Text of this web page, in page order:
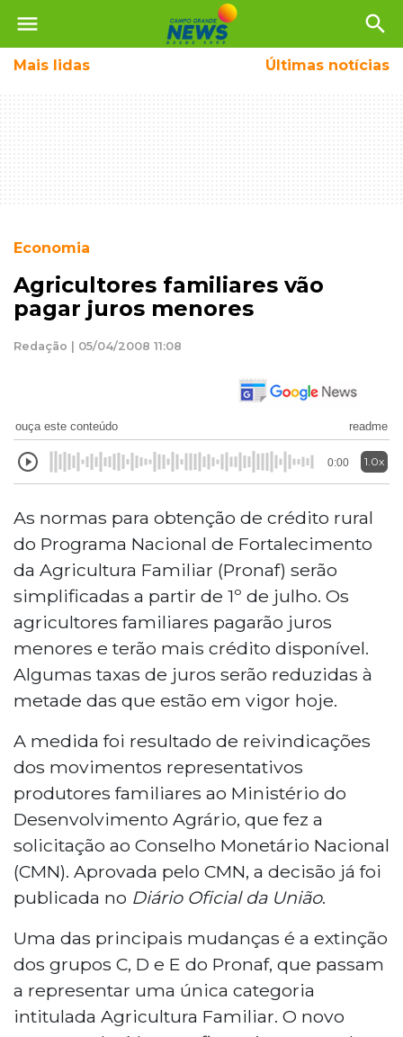
menu search
Mais lidas Últimas notícias
Economia
Agricultores familiares vão
pagar juros menores
Redação | 05/04/2008 11:08
ouça este conteúdo readme
0:00 1.0x
As normas para obtenção de crédito rural
do Programa Nacional de Fortalecimento
da Agricultura Familiar (Pronaf) serão
simplificadas a partir de 1º de julho. Os
agricultores familiares pagarão juros
menores e terão mais crédito disponível.
Algumas taxas de juros serão reduzidas à
metade das que estão em vigor hoje.
A medida foi resultado de reivindicações
dos movimentos representativos
produtores familiares ao Ministério do
Desenvolvimento Agrário, que fez a
solicitação ao Conselho Monetário Nacional
(CMN). Aprovada pelo CMN, a decisão já foi
publicada no Diário Oficial da União.
Uma das principais mudanças é a extinção
dos grupos C, D e E do Pronaf, que passam
a representar uma única categoria
intitulada Agricultura Familiar. O novo